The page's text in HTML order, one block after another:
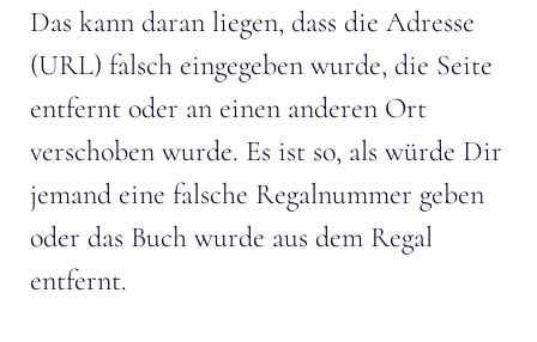
Das kann daran liegen, dass die Adresse
(URL) falsch eingegeben wurde, die Seite
entfernt oder an einen anderen Ort
verschoben wurde. Es ist so, als würde Dir
jemand eine falsche Regalnummer geben
oder das Buch wurde aus dem Regal
entfernt.